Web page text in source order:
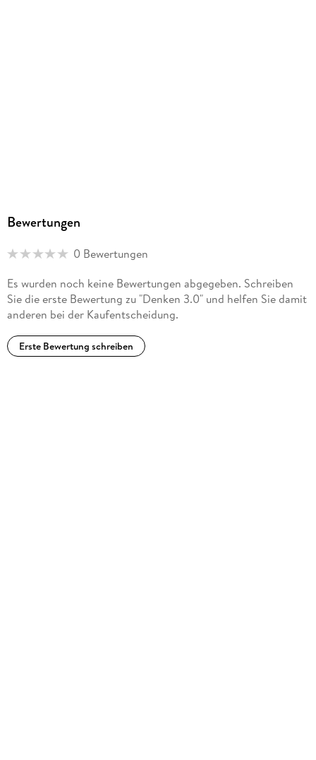
Bewertungen
0 Bewertungen
Es wurden noch keine Bewertungen abgegeben. Schreiben
Sie die erste Bewertung zu "Denken 3.0" und helfen Sie damit
anderen bei der Kaufentscheidung.
Erste Bewertung schreiben